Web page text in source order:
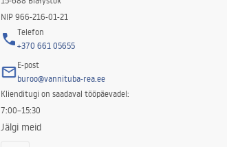
NIP 966-216-01-21
Telefon
+370 661 05655
E-post
buroo@vannituba-rea.ee
Klienditugi on saadaval tööpäevadel:
7:00–15:30
Jälgi meid